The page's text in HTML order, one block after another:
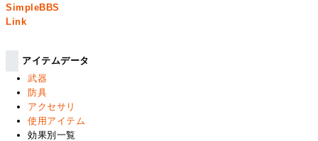
SimpleBBS
Link
アイテムデータ
武器
防具
アクセサリ
使用アイテム
効果別一覧